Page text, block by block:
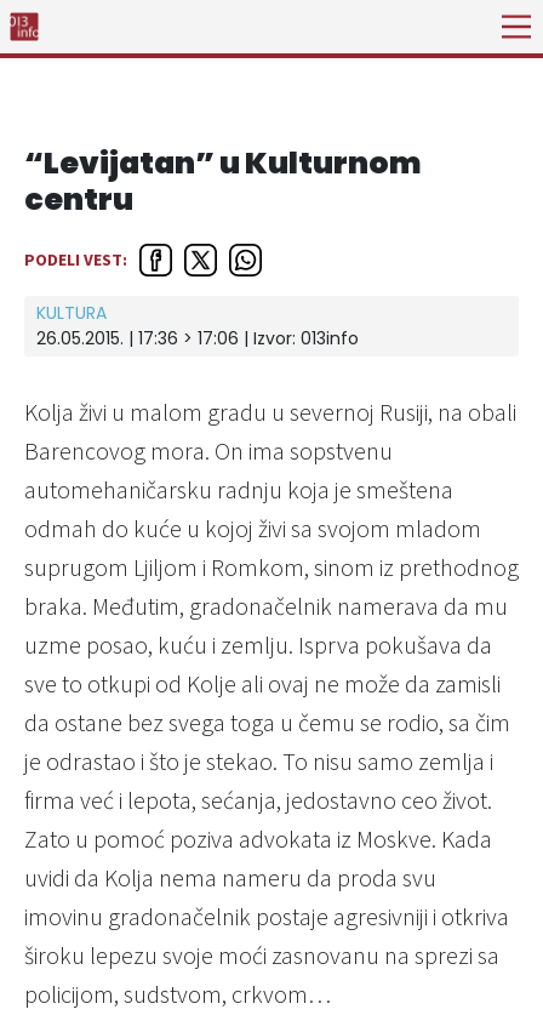
“Levijatan” u Kulturnom
centru
PODELI VEST:
KULTURA
26.05.2015. | 17:36 > 17:06 | Izvor: 013info
Kolja živi u malom gradu u severnoj Rusiji, na obali
Barencovog mora. On ima sopstvenu
automehaničarsku radnju koja je smeštena
odmah do kuće u kojoj živi sa svojom mladom
suprugom Ljiljom i Romkom, sinom iz prethodnog
braka. Međutim, gradonačelnik namerava da mu
uzme posao, kuću i zemlju. Isprva pokušava da
sve to otkupi od Kolje ali ovaj ne može da zamisli
da ostane bez svega toga u čemu se rodio, sa čim
je odrastao i što je stekao. To nisu samo zemlja i
firma već i lepota, sećanja, jedostavno ceo život.
Zato u pomoć poziva advokata iz Moskve. Kada
uvidi da Kolja nema nameru da proda svu
imovinu gradonačelnik postaje agresivniji i otkriva
široku lepezu svoje moći zasnovanu na sprezi sa
policijom, sudstvom, crkvom…